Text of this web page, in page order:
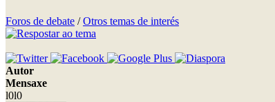
Foros de debate /Otros temas de interés
Autor
Mensaxe
l0l0